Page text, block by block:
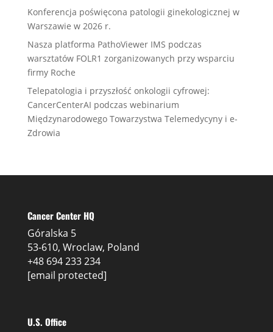
Konferencja poświęcona patologii ginekologicznej w
Warszawie w 2026 r.
Nasza platforma PathoViewer IMS podczas
warsztatów FOLR1 zorganizowanych przy wsparciu
firmy Roche
Telepatologia i przyszłość onkologii cyfrowej:
CancerCenterAI podczas webinarium
Międzynarodowego Towarzystwa Telemedycyny i e-
Zdrowia
Cancer Center HQ
Góralska 5
53-610, Wroclaw, Poland
+48 694 233 234
[email protected]
U.S. Office